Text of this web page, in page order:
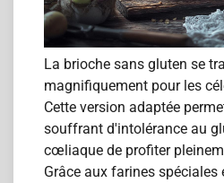
La brioche sans gluten se
magnifiquement pour les
Cette version adaptée
souffrant d'intolérance au
cœliaque de profiter
Grâce aux farines spéciales